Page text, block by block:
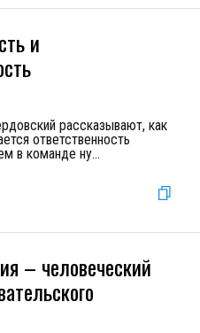
и
рассказывают, как
ответственность
в команде ну...
– человеческий